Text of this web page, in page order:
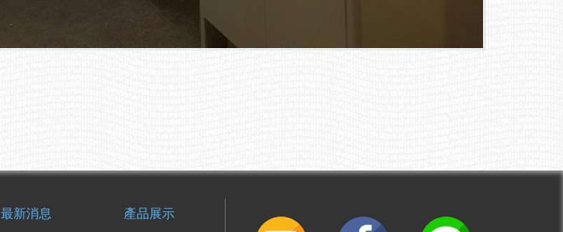
最新消息 產品展示